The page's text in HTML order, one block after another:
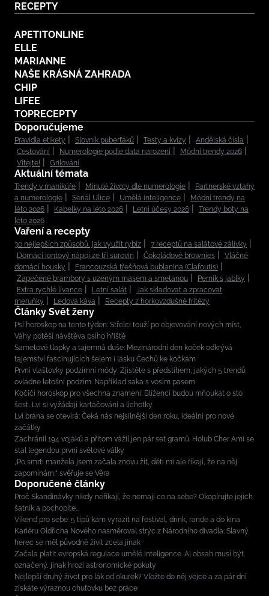
RECEPTY
APETITONLINE
ELLE
MARIANNE
NAŠE KRÁSNÁ ZAHRADA
CHIP
LIFEE
TOPRECEPTY
Doporučujeme
Pravidla etikety Slovník puberťáků Testy a kvízy
Andělská čísla
Cestování
Numerologie podle data narození
Módní trendy 2026
Vítejte!
Grilování
Aktuální témata
Trendy v manikúře Minulé životy dle numerologie
Partnerské vztahy
a numerologie
Seriál Ulice Umělá inteligence
Módní trendy na
léto 2026
Kabelky na léto 2026 Letní účesy 2026
Trendy boty na
léto 2026
Vaření a recepty
30 nejlepších způsobů, jak využít rybíz
7 receptů na salátové zálivky
Domácí iontový nápoj ze tří surovin
Čokoládové brownies
Vláčné
domácí housky
Francouzská třešňová bublanina (Clafoutis)
Zapečené brambory s uzeným masem a smetanou
Perník s jablky
Extra rychlé lívance
Letní salát
Jak skladovat a zpracovat
meruňky
Ledová káva Recepty z horkovzdušné fritézy
Články Svět ženy
Psí horoskop na tento týden: Střelci touží po objevování nových míst,
Váhy potěší návštěva psího hřiště
Sametové tlapky a tajemná duše: Mezinárodní den koček odkrývá
tajemství fascinujících šelem i lásku Čechů ke kočkám
První vlaštovky podzimní módy: Zjistěte s předstihem, jakých 5 trendů
ovládne letošní podzim. Například saka s vosím pasem
Kočičí horoskop pro všechna znamení: Blíženci budou mňoukat o sto
šest, Lvi si vyžádají kartáčování a lichotky
Lví brána se otevírá: Čeká nás nejsilnější den roku, ideální pro nové
začátky
Zachránil 194 vojáků a přitom vážil jen pár set gramů. Holub Cher Ami se
stal legendou první světové války
„Po smrti manžela jsem začala znovu žít, děti mi ale říkají, že na něj
zapomínám,“ svěřuje se Věra
Doporučené články
Proč Skandinávky nikdy neříkají, že nemají co na sebe? Okopírujte jejich
šatník a pochopíte...
Víkend pro sebe: 5 tipů kam vyrazit na festival, drink, rande a do kina
Kariéru Oldřicha Nového nasměroval strýc z Národního divadla: Slavný
herec se měl původně živit zcela jinak
Začala platit evropská regulace umělé inteligence. AI obsah musí být
označený, jinak hrozí astronomické pokuty
Nejlepší druhý život pro lák od okurek? Vložte do něj vejce a za pár dní
získáte výraznou chuťovku bez práce